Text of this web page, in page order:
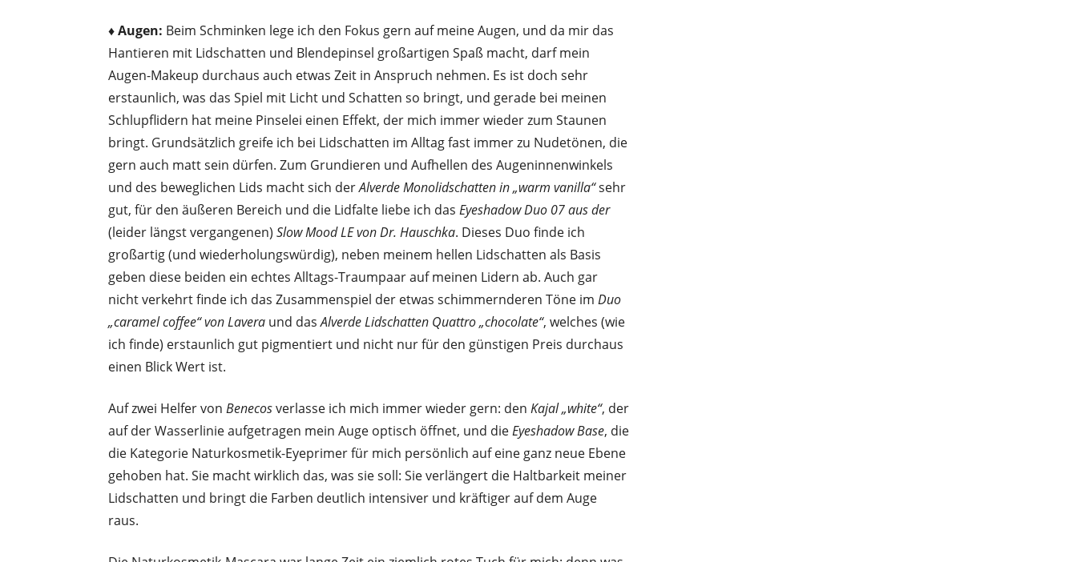
♦ Augen: Beim Schminken lege ich den Fokus gern auf meine Augen, und da mir das
Hantieren mit Lidschatten und Blendepinsel großartigen Spaß macht, darf mein
Augen-Makeup durchaus auch etwas Zeit in Anspruch nehmen. Es ist doch sehr
erstaunlich, was das Spiel mit Licht und Schatten so bringt, und gerade bei meinen
Schlupflidern hat meine Pinselei einen Effekt, der mich immer wieder zum Staunen
bringt. Grundsätzlich greife ich bei Lidschatten im Alltag fast immer zu Nudetönen, die
gern auch matt sein dürfen. Zum Grundieren und Aufhellen des Augeninnenwinkels
und des beweglichen Lids macht sich derAlverde Monolidschatten in „warm vanilla“sehr
gut, für den äußeren Bereich und die Lidfalte liebe ich das Eyeshadow Duo 07 aus der
(leider längst vergangenen) Slow Mood LE von Dr. Hauschka. Dieses Duo finde ich
großartig (und wiederholungswürdig), neben meinem hellen Lidschatten als Basis
geben diese beiden ein echtes Alltags-Traumpaar auf meinen Lidern ab. Auch gar
nicht verkehrt finde ich das Zusammenspiel der etwas schimmernderen Töne im Duo
„caramel coffee“von Lavera und dasAlverde Lidschatten Quattro „chocolate“, welches (wie
ich finde) erstaunlich gut pigmentiert und nicht nur für den günstigen Preis durchaus
einen Blick Wert ist.
Auf zwei Helfer von Benecosverlasse ich mich immer wieder gern: den Kajal „white“, der
auf der Wasserlinie aufgetragen mein Auge optisch öffnet, und dieEyeshadow Base, die
die Kategorie Naturkosmetik-Eyeprimer für mich persönlich auf eine ganz neue Ebene
gehoben hat. Sie macht wirklich das, was sie soll: Sie verlängert die Haltbarkeit meiner
Lidschatten und bringt die Farben deutlich intensiver und kräftiger auf dem Auge
raus.